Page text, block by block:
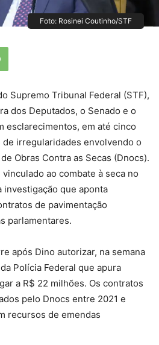
Foto: Rosinei Coutinho/STF
Supremo Tribunal Federal (STF),
dos Deputados, o Senado e o
esclarecimentos, em até cinco
irregularidades envolvendo o
Obras Contra as Secas (Dnocs).
ao combate à seca no
investigação que aponta
de pavimentação
parlamentares.
após Dino autorizar, na semana
Polícia Federal que apura
a R$ 22 milhões. Os contratos
pelo Dnocs entre 2021 e
recursos de emendas